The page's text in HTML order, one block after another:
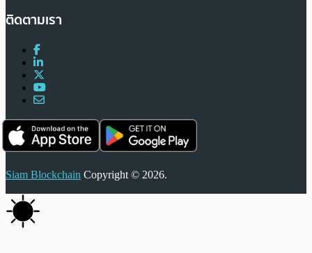
ติดตามเรา
Siam Blockchain Copyright © 2026.